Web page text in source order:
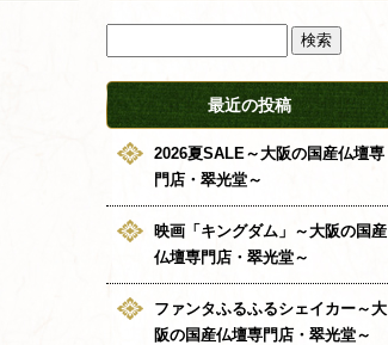
最近の投稿
2026夏SALE～大阪の国産仏壇専
門店・翠光堂～
映画「キングダム」～大阪の国産
仏壇専門店・翠光堂～
ファンタふるふるシェイカー～大
阪の国産仏壇専門店・翠光堂～